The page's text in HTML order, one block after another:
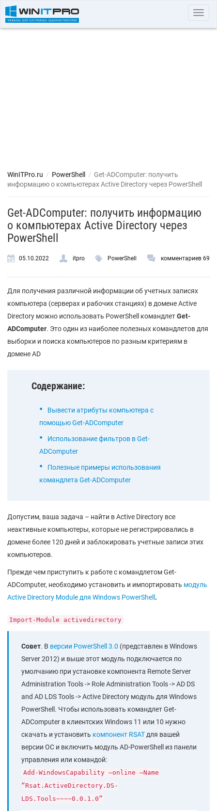
WinITPro.ru / PowerShell / Get-ADComputer: получить
информацию о компьютерах Active Directory через PowerShell
Get-ADComputer: получить информацию
о компьютерах Active Directory через
PowerShell
05.10.2022 itpro PowerShell комментариев 69
Для получения различной информации об учетных записях
компьютера (серверах и рабочих станциях) в домене Active
Directory можно использовать PowerShell командлетGet-
ADComputer. Это один из наиболее полезных командлетов для
выборки и поиска компьютеров по разным критериям в
домене AD
Содержание:
Вывести атрибуты компьютера с
помощью Get-ADComputer
Использование фильтров в Get-
ADComputer
Полезные примеры использования
командлета Get-ADComputer
Допустим, ваша задача – найти в Active Directory все
неактивные компьютеры, которые не регистрировались в
домене более 120 дней и заблокировать учетные записи этих
компьютеров.
Прежде чем приступить к работе с командлетом Get-
ADComputer, необходимо установить и импортировать модуль
Active Directory Module для Windows PowerShell .
Import-Module activedirectory
Совет. В версии PowerShell 3.0 (представлен в Windows
Server 2012) и выше этот модуль подключается по
умолчанию при установке компонента Remote Server
Administration Tools -> Role Administration Tools -> AD DS
and AD LDS Tools -> Active Directory модуль для Windows
PowerShell. Чтобы использовать командлет Get-
ADComputer в клиентских Windows 11 или 10 нужно
скачать и установить компонент RSAT для вашей
версии ОС и включить модуль AD-PowerShell из панели
управления или командой:
Add-WindowsCapability –online –Name
“Rsat.ActiveDirectory.DS-
LDS.Tools~~~~0.0.1.0”